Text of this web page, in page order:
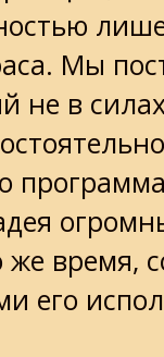
Мы
не в
же время,
его